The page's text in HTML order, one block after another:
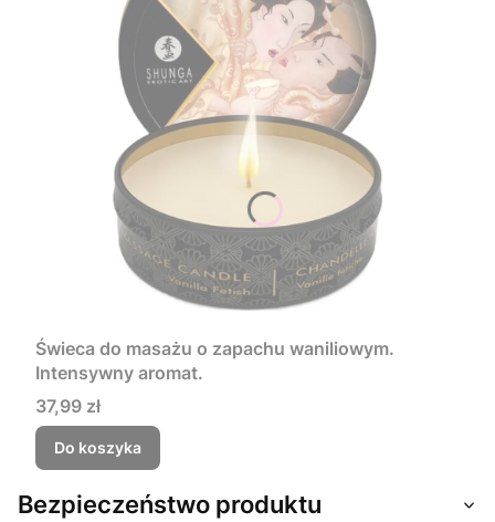
Świeca do masażu o zapachu waniliowym.
Intensywny aromat.
Cena
37,99 zł
Do koszyka
Bezpieczeństwo produktu